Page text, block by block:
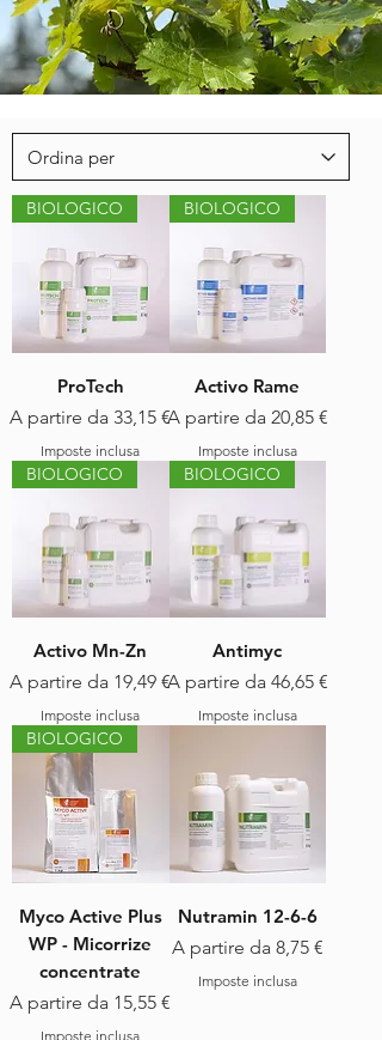
BIOLOGICO
ProTech
A partire da 33,15 €
Prezzo scontato
Imposte inclusa
BIOLOGICO
Activo Rame
A partire da 20,85 €
Prezzo scontato
Imposte inclusa
BIOLOGICO
Activo Mn-Zn
A partire da 19,49 €
Prezzo scontato
Imposte inclusa
BIOLOGICO
Antimyc
A partire da 46,65 €
Prezzo scontato
Imposte inclusa
BIOLOGICO
Myco Active Plus
WP - Micorrize
concentrate
A partire da 15,55 €
Prezzo scontato
Imposte inclusa
Nutramin 12-6-6
A partire da 8,75 €
Prezzo scontato
Imposte inclusa